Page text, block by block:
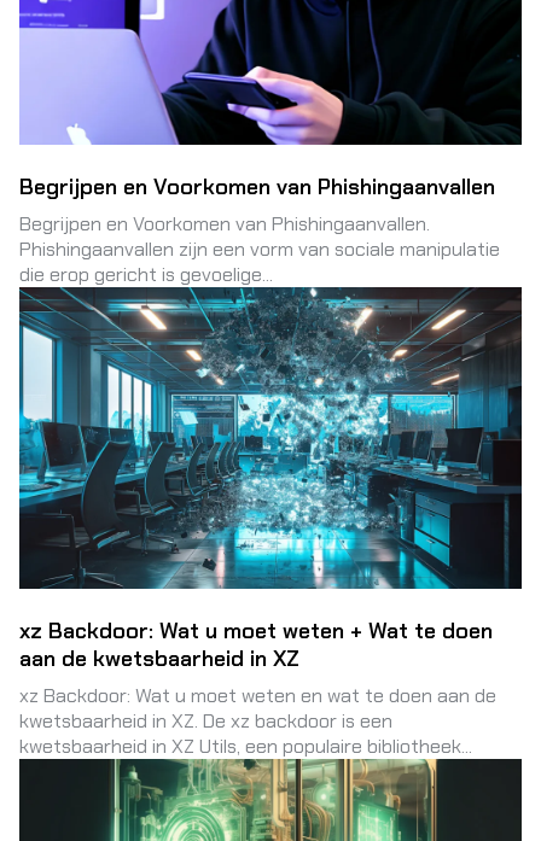
Begrijpen en Voorkomen van Phishingaanvallen
Begrijpen en Voorkomen van Phishingaanvallen.
Phishingaanvallen zijn een vorm van sociale manipulatie
die erop gericht is gevoelige...
xz Backdoor: Wat u moet weten + Wat te doen
aan de kwetsbaarheid in XZ
xz Backdoor: Wat u moet weten en wat te doen aan de
kwetsbaarheid in XZ. De xz backdoor is een
kwetsbaarheid in XZ Utils, een populaire bibliotheek...